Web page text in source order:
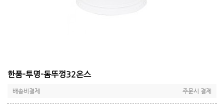
한품-투명-돔뚜껑32온스
배송비결제 주문시 결제